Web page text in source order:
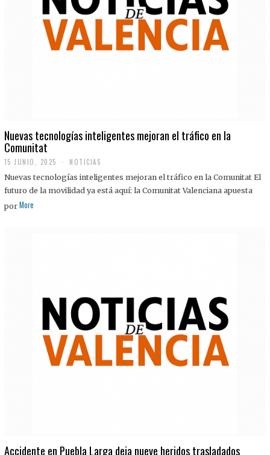
Nuevas tecnologías inteligentes mejoran el tráfico en la
Comunitat
15 JUNIO, 2025 NOTICIAS
Nuevas tecnologías inteligentes mejoran el tráfico en la Comunitat El
futuro de la movilidad ya está aquí: la Comunitat Valenciana apuesta
por More
Accidente en Puebla Larga deja nueve heridos trasladados